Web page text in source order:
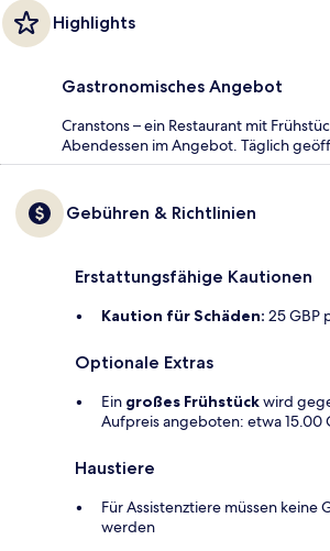
Highlights
Gastronomisches Angebot
Cranstons – ein Restaurant mit
Abendessen im Angebot. Täglich
Gebühren & Richtlinien
Erstattungsfähige Kautionen
Kaution für Schäden: 25 GBP
Optionale Extras
Ein großes Frühstückwird
Aufpreis angeboten: etwa 15.00
Haustiere
Für Assistenztiere müssen
werden